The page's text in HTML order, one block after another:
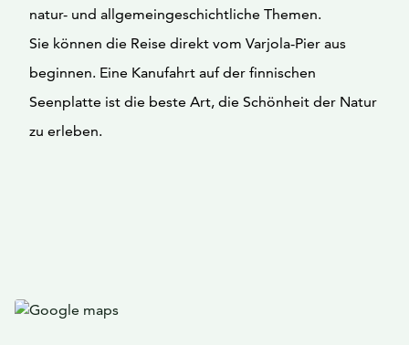
natur- und allgemeingeschichtliche Themen.
Sie können die Reise direkt vom Varjola-Pier aus
beginnen. Eine Kanufahrt auf der finnischen
Seenplatte ist die beste Art, die Schönheit der Natur
zu erleben.